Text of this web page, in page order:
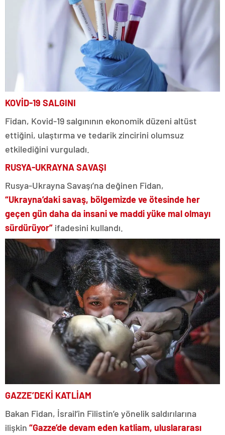
KOVİD-19 SALGINI
Fidan, Kovid-19 salgınının ekonomik düzeni altüst
ettiğini, ulaştırma ve tedarik zincirini olumsuz
etkilediğini vurguladı.
RUSYA-UKRAYNA SAVAŞI
Rusya-Ukrayna Savaşı’na değinen Fidan,
“Ukrayna’daki savaş, bölgemizde ve ötesinde her
geçen gün daha da insani ve maddi yüke mal olmayı
sürdürüyor” ifadesini kullandı.
GAZZE’DEKİ KATLİAM
Bakan Fidan, İsrail’in Filistin’e yönelik saldırılarına
ilişkin “Gazze’de devam eden katliam, uluslararası